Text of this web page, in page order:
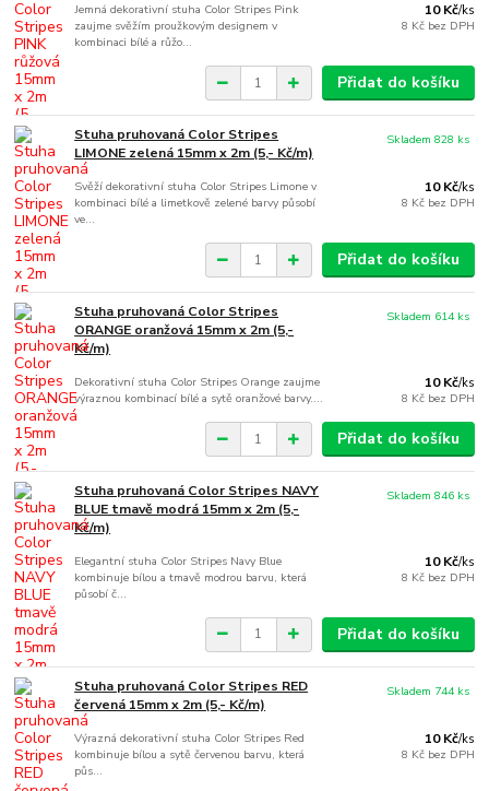
Jemná dekorativní stuha Color Stripes Pink
zaujme svěžím proužkovým designem v
kombinaci bílé a růžo...
10 Kč/ks
8 Kč bez DPH
Přidat do košíku
Stuha pruhovaná Color Stripes
LIMONE zelená 15mm x 2m (5,- Kč/m)
Svěží dekorativní stuha Color Stripes Limone v
kombinaci bílé a limetkově zelené barvy působí
ve...
10 Kč/ks
8 Kč bez DPH
Skladem 828 ks
Přidat do košíku
Stuha pruhovaná Color Stripes
ORANGE oranžová 15mm x 2m (5,-
Kč/m)
Dekorativní stuha Color Stripes Orange zaujme
výraznou kombinací bílé a sytě oranžové barvy....
10 Kč/ks
8 Kč bez DPH
Skladem 614 ks
Přidat do košíku
Stuha pruhovaná Color Stripes NAVY
BLUE tmavě modrá 15mm x 2m (5,-
Kč/m)
Elegantní stuha Color Stripes Navy Blue
kombinuje bílou a tmavě modrou barvu, která
působí č...
10 Kč/ks
8 Kč bez DPH
Skladem 846 ks
Přidat do košíku
Stuha pruhovaná Color Stripes RED
červená 15mm x 2m (5,- Kč/m)
Výrazná dekorativní stuha Color Stripes Red
kombinuje bílou a sytě červenou barvu, která
půs...
10 Kč/ks
8 Kč bez DPH
Skladem 744 ks